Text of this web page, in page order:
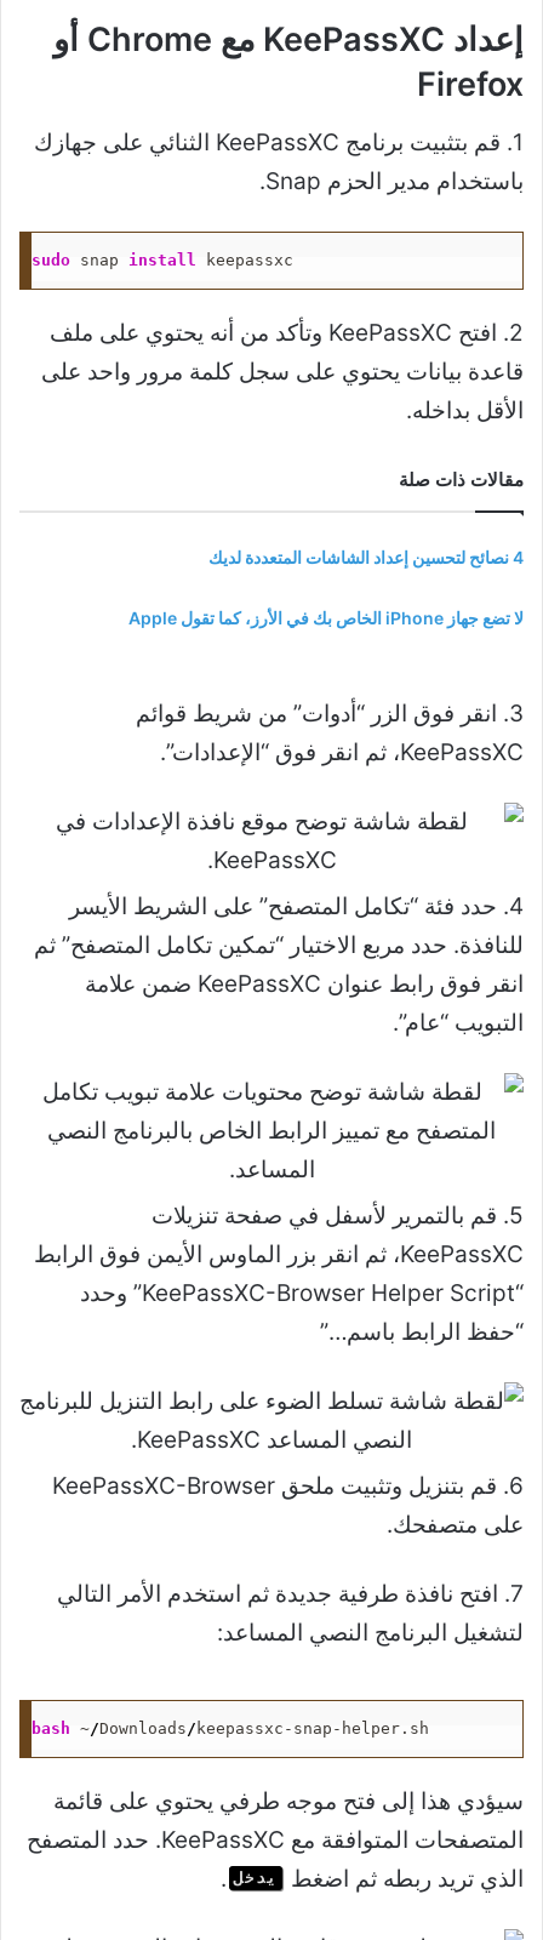
إعداد KeePassXC مع Chrome أو
Firefox
1. قم بتثبيت برنامج KeePassXC الثنائي على جهازك
باستخدام مدير الحزم Snap.
sudo snap install keepassxc
2. افتح KeePassXC وتأكد من أنه يحتوي على ملف
قاعدة بيانات يحتوي على سجل كلمة مرور واحد على
الأقل بداخله.
مقالات ذات صلة
4 نصائح لتحسين إعداد الشاشات المتعددة لديك
لا تضع جهاز iPhone الخاص بك في الأرز، كما تقول Apple
3. انقر فوق الزر “أدوات” من شريط قوائم
KeePassXC، ثم انقر فوق “الإعدادات”.
4. حدد فئة “تكامل المتصفح” على الشريط الأيسر
للنافذة. حدد مربع الاختيار “تمكين تكامل المتصفح” ثم
انقر فوق رابط عنوان KeePassXC ضمن علامة
التبويب “عام”.
5. قم بالتمرير لأسفل في صفحة تنزيلات
KeePassXC، ثم انقر بزر الماوس الأيمن فوق الرابط
“KeePassXC-Browser Helper Script” وحدد
“حفظ الرابط باسم…”
6. قم بتنزيل وتثبيت ملحق KeePassXC-Browser
على متصفحك.
7. افتح نافذة طرفية جديدة ثم استخدم الأمر التالي
لتشغيل البرنامج النصي المساعد:
bash ~/Downloads / keepassxc-snap-helper.sh
سيؤدي هذا إلى فتح موجه طرفي يحتوي على قائمة
المتصفحات المتوافقة مع KeePassXC. حدد المتصفح
الذي تريد ربطه ثم اضغط
يدخل .